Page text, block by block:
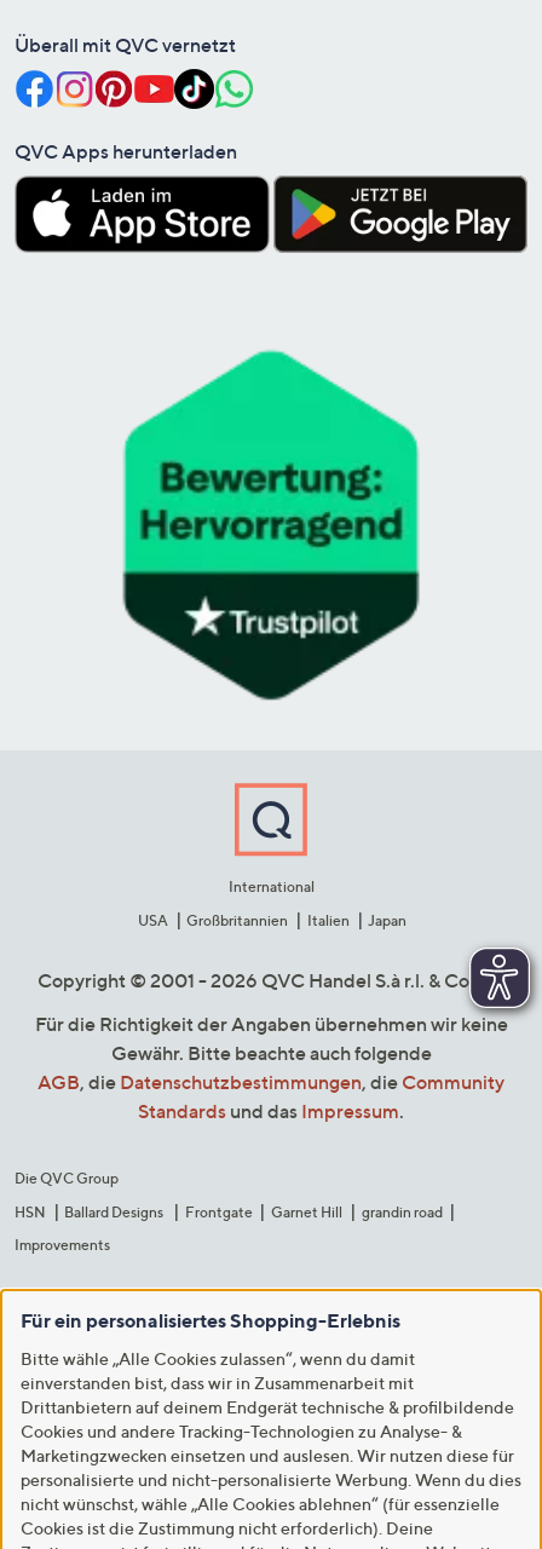
Überall mit QVC vernetzt
QVC Apps herunterladen
International
USA
Großbritannien Italien Japan
Copyright © 2001 - 2026 QVC Handel S.à r.l. & Co. KG
Für die Richtigkeit der Angaben übernehmen wir keine
Gewähr. Bitte beachte auch folgende
AGB, die Datenschutzbestimmungen, die Community
Standards und das Impressum.
Die QVC Group
HSN
Ballard Designs Frontgate Garnet Hill
grandin road
Improvements
Für ein personalisiertes Shopping-Erlebnis
Bitte wähle „Alle Cookies zulassen“, wenn du damit
einverstanden bist, dass wir in Zusammenarbeit mit
Drittanbietern auf deinem Endgerät technische & profilbildende
Cookies und andere Tracking-Technologien zu Analyse- &
Marketingzwecken einsetzen und auslesen. Wir nutzen diese für
personalisierte und nicht-personalisierte Werbung. Wenn du dies
nicht wünschst, wähle „Alle Cookies ablehnen“ (für essenzielle
Cookies ist die Zustimmung nicht erforderlich). Deine